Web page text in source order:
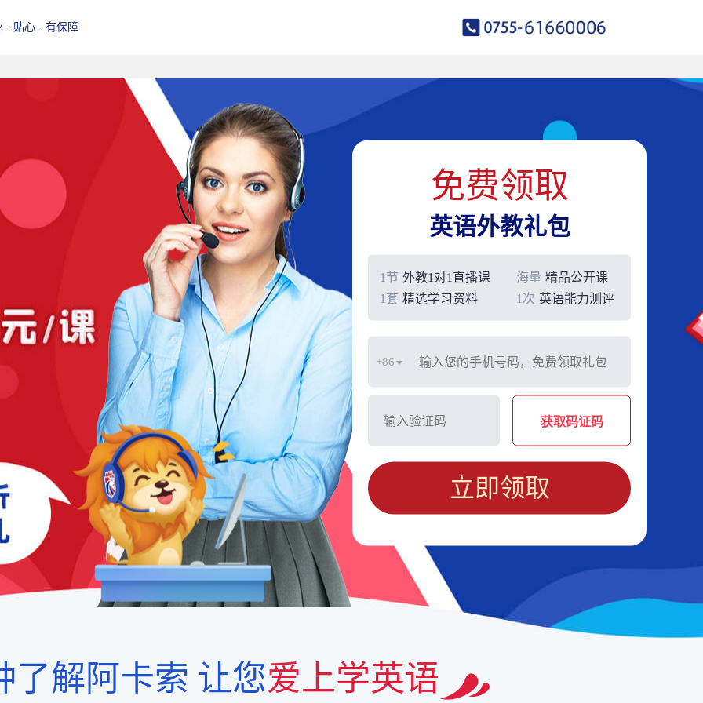
· 贴心 · 有保障
免费领取
英语外教礼包
1节 外教1对1直播课 海量 精品公开课
1套 精选学习资料 1次 英语能力测评
+86
获取码证码
立即领取
了解阿卡索 让您爱上学英语